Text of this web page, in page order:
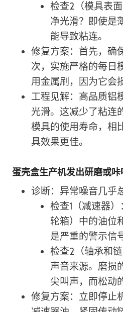
检查2（模具表
净光滑？即使是
能导致粘连。
修复方案：首先，确
次，实施严格的每日
用金属刷，因为它会
工程见解：高品质铝
光滑。这减少了粘连
模具的使用寿命，相
具效果更佳。
蛋壳盒生产机发出研磨或咔
诊断：异常噪音几乎
检查1（减速器
轮箱）中的油位
是严重的警示信
检查2（轴承和
声音来源。磨损
尖叫声，而松动
修复方案：立即停止